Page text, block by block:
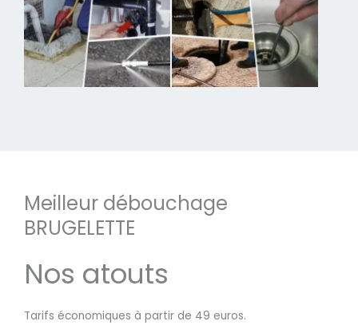
Meilleur débouchage
BRUGELETTE
Nos atouts
Tarifs économiques à partir de 49 euros.